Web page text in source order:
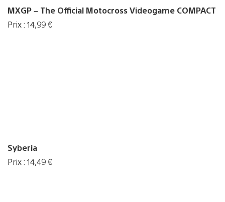
MXGP – The Official Motocross Videogame COMPACT
Prix : 14,99 €
Syberia
Prix : 14,49 €